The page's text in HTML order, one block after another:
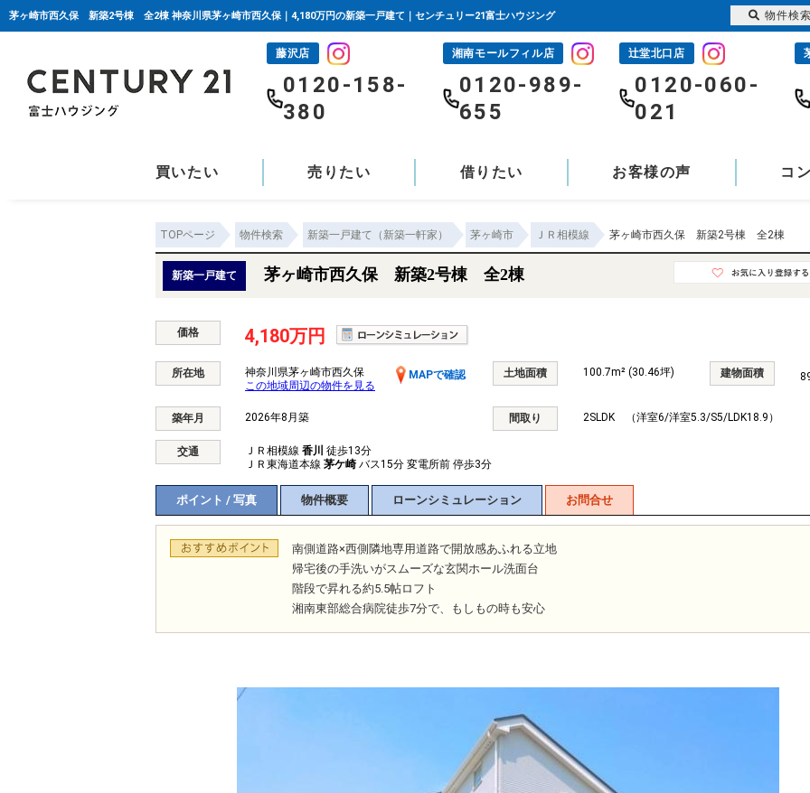
茅ヶ崎市西久保 新築2号棟 全2棟 神奈川県茅ヶ崎市西久保｜4,180万円の新築一戸建て｜センチュリー21富士ハウジング
藤沢店
0120-158-
380
湘南モールフィル店
0120-989-
655
辻堂北口店
0120-060-
021
買いたい 売りたい 借りたい お客様の声 コ
TOPページ 物件検索 新築一戸建て（新築一軒家） 茅ヶ崎市 ＪＲ相模線 茅ヶ崎市西久保 新築2号棟 全2棟
新築一戸建て 茅ヶ崎市西久保 新築2号棟 全2棟
価格 4,180万円
所在地 神奈川県茅ヶ崎市西久保
MAPで確認
この地域周辺の物件を見る
土地面積 100.7m² (30.46坪) 建物面積
築年月 2026年8月築 間取り 2SLDK （洋室6/洋室5.3/S5/LDK18.9）
交通 ＪＲ相模線 香川 徒歩13分
ＪＲ東海道本線 茅ケ崎 バス15分 変電所前 停歩3分
ポイント / 写真 物件概要 ローンシミュレーション お問合せ
南側道路×西側隣地専用道路で開放感あふれる立地
帰宅後の手洗いがスムーズな玄関ホール洗面台
階段で昇れる約5.5帖ロフト
湘南東部総合病院徒歩7分で、もしもの時も安心
物件検